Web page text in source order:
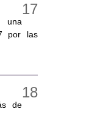
una
por las
de